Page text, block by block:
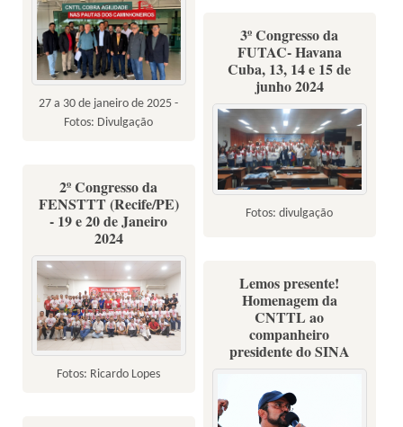
27 a 30 de janeiro de 2025 -
Fotos: Divulgação
3º Congresso da
FUTAC- Havana
Cuba, 13, 14 e 15 de
junho 2024
Fotos: divulgação
2º Congresso da
FENSTTT (Recife/PE)
- 19 e 20 de Janeiro
2024
Fotos: Ricardo Lopes
Lemos presente!
Homenagem da
CNTTL ao
companheiro
presidente do SINA